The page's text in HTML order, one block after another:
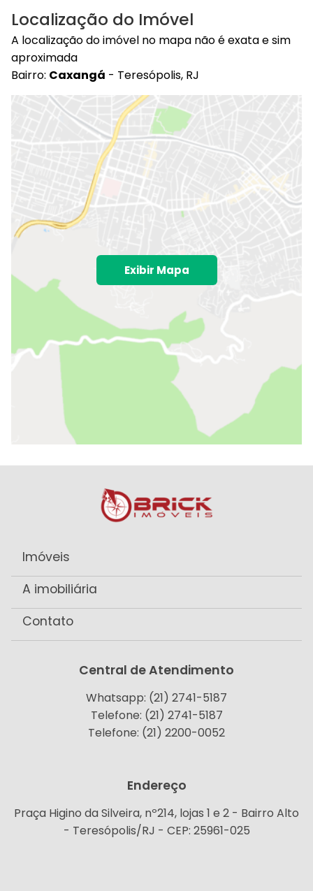
Localização do Imóvel
A localização do imóvel no mapa não é exata e sim
aproximada
Bairro: Caxangá - Teresópolis, RJ
Exibir Mapa
Imóveis
A imobiliária
Contato
Central de Atendimento
Whatsapp: (21) 2741-5187
Telefone: (21) 2741-5187
Telefone: (21) 2200-0052
Endereço
Praça Higino da Silveira, nº214, lojas 1 e 2 - Bairro Alto
- Teresópolis/RJ - CEP: 25961-025